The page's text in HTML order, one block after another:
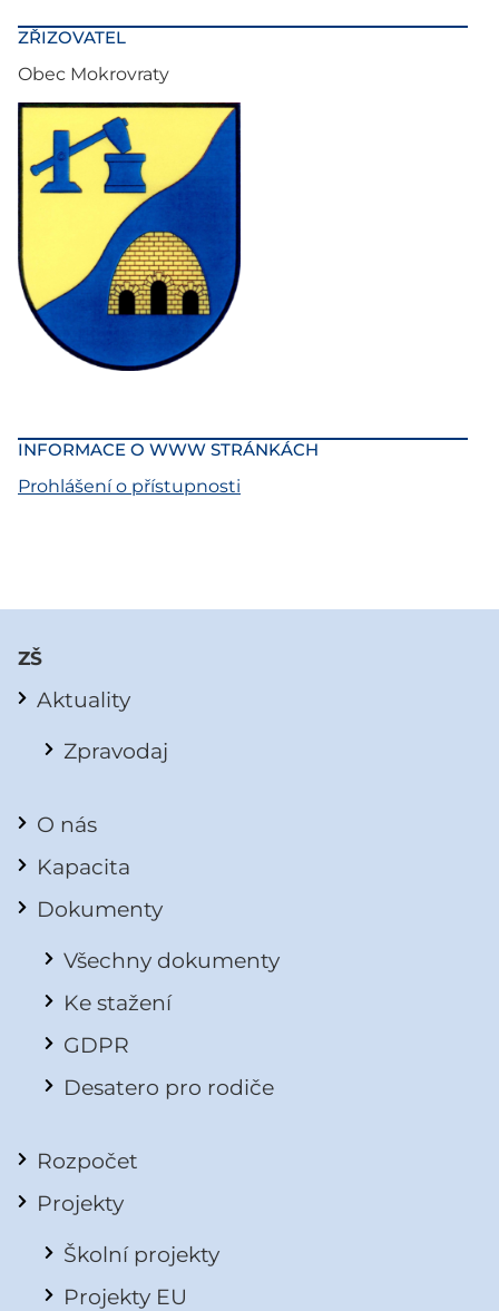
ZŘIZOVATEL
Obec Mokrovraty
INFORMACE O WWW STRÁNKÁCH
Prohlášení o přístupnosti
ZŠ
Aktuality
Zpravodaj
O nás
Kapacita
Dokumenty
Všechny dokumenty
Ke stažení
GDPR
Desatero pro rodiče
Rozpočet
Projekty
Školní projekty
Projekty EU